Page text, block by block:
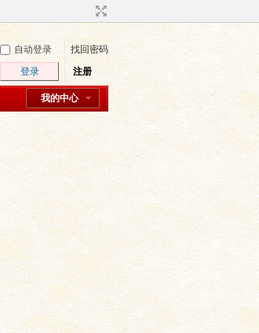
自动登录
找回密码
登录 注册
我的中心